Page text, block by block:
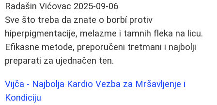
Radašin Vićovac 2025-09-06
Sve što treba da znate o borbí protiv
hiperpigmentacije, melazme i tamnih fleka na licu.
Efikasne metode, preporučeni tretmani i najbolji
preparati za ujednačen ten.
Vijča - Najbolja Kardio Vezba za Mršavljenje i
Kondiciju